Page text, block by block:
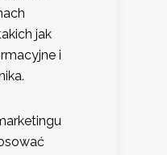
jak
i